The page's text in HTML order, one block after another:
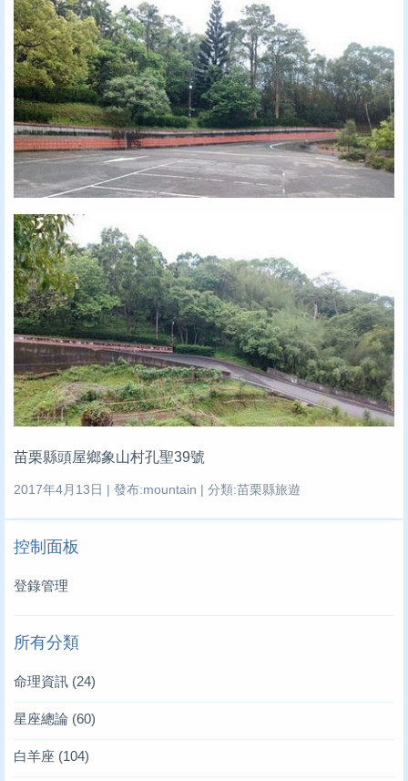
苗栗縣頭屋鄉象山村孔聖39號
2017年4月13日 | 發布:mountain | 分類:苗栗縣旅遊
控制面板
登錄管理
所有分類
命理資訊 (24)
星座總論 (60)
白羊座 (104)